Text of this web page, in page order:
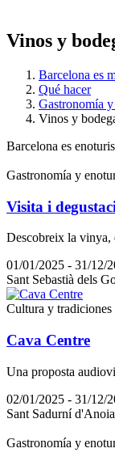
Vinos y
Barcelona es
Qué hacer
Gastronomía
Vinos y
Barcelona es
Gastronomía y
Visita i
Descobreix la vinya,
01/01/2025 - 31/12/
Sant Sebastià dels
Cultura y tradiciones
Cava Centre
Una proposta
02/01/2025 - 31/12/
Sant Sadurní d'Anoia
Gastronomía y